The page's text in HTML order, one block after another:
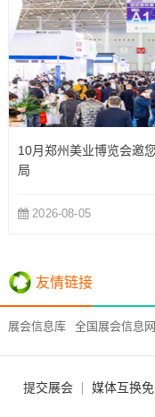
10月郑州美业博览会邀
局
2026-08-05
友情链接
展会信息库 全国展会信息网
提交展会 媒体互换